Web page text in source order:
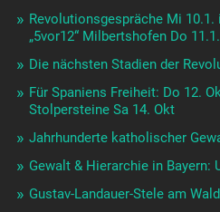
Revolutionsgespräche Mi
„5vor12“ Milbertshofen Do
Die nächsten Stadien der
Für Spaniens Freiheit: Do 12.
Stolpersteine Sa 14. Okt
Jahrhunderte katholischer
Gewalt & Hierarchie in Bayern:
Gustav-Landauer-Stele am